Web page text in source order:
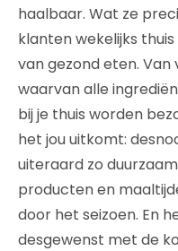
haalbaar. Wat ze
klanten wekelijks
van gezond eten.
waarvan alle
bij je thuis worden
het jou uitkomt:
uiteraard zo
producten en
door het seizoen. En
desgewenst met de